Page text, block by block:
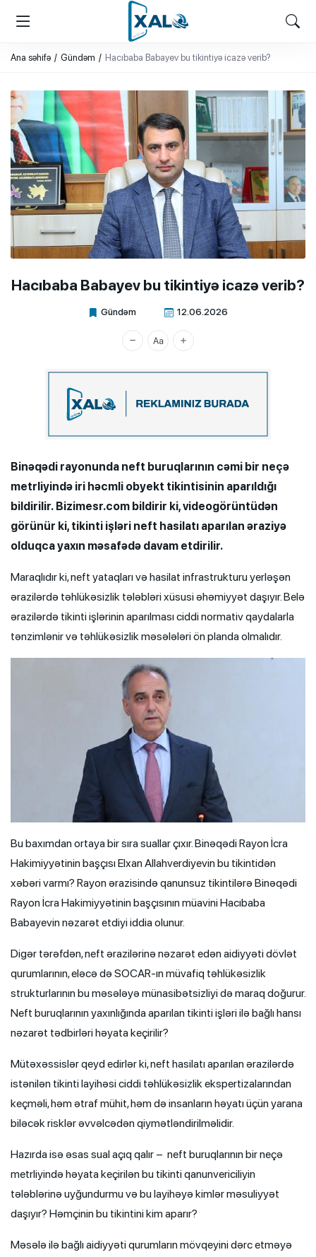
XALQ.ONLINE
ONLAYN PLATFORMA
Ana səhifə Gündəm Hacıbaba Babayev bu tikintiyə icazə verib?
Hacıbaba Babayev bu tikintiyə icazə verib?
Gündəm 12.06.2026
Xalq.Online
Binəqədi rayonunda neft buruqlarının cəmi bir neçə
metrliyində iri həcmli obyekt tikintisinin aparıldığı
bildirilir. Bizimesr.com bildirir ki, videogörüntüdən
görünür ki, tikinti işləri neft hasilatı aparılan əraziyə
olduqca yaxın məsafədə davam etdirilir.
Maraqlıdır ki, neft yataqları və hasilat infrastrukturu yerləşən
ərazilərdə təhlükəsizlik tələbləri xüsusi əhəmiyyət daşıyır. Belə
ərazilərdə tikinti işlərinin aparılması ciddi normativ qaydalarla
tənzimlənir və təhlükəsizlik məsələləri ön planda olmalıdır.
Bu baxımdan ortaya bir sıra suallar çıxır. Binəqədi Rayon İcra
Hakimiyyətinin başçısı Elxan Allahverdiyevin bu tikintidən
xəbəri varmı? Rayon ərazisində qanunsuz tikintilərə Binəqədi
Rayon İcra Hakimiyyətinin başçısının müavini Hacıbaba
Babayevin nəzarət etdiyi iddia olunur.
Digər tərəfdən, neft ərazilərinə nəzarət edən aidiyyəti dövlət
qurumlarının, eləcə də SOCAR-ın müvafiq təhlükəsizlik
strukturlarının bu məsələyə münasibətsizliyi də maraq doğurur.
Neft buruqlarının yaxınlığında aparılan tikinti işləri ilə bağlı hansı
nəzarət tədbirləri həyata keçirilir?
Mütəxəssislər qeyd edirlər ki, neft hasilatı aparılan ərazilərdə
istənilən tikinti layihəsi ciddi təhlükəsizlik ekspertizalarından
keçməli, həm ətraf mühit, həm də insanların həyatı üçün yarana
biləcək risklər əvvəlcədən qiymətləndirilməlidir.
Hazırda isə əsas sual açıq qalır – neft buruqlarının bir neçə
metrliyində həyata keçirilən bu tikinti qanunvericiliyin
tələblərinə uyğundurmu və bu layihəyə kimlər məsuliyyət
daşıyır? Həmçinin bu tikintini kim aparır?
Məsələ ilə bağlı aidiyyəti qurumların mövqeyini dərc etməyə